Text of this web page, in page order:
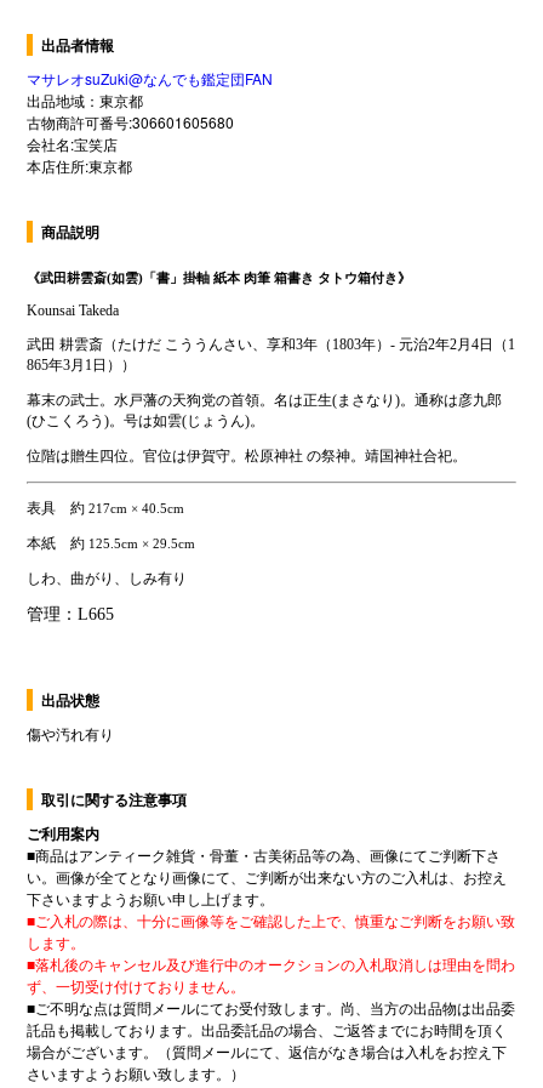
出品者情報
マサレオsuZuki@なんでも鑑定団FAN
出品地域：東京都
古物商許可番号:306601605680
会社名:宝笑店
本店住所:東京都
商品説明
出品状態
傷や汚れ有り
取引に関する注意事項
ご利用案内
■商品はアンティーク雑貨・骨董・古美術品等の為、画像にてご判断下さ
い。画像が全てとなり画像にて、ご判断が出来ない方のご入札は、お控え
下さいますようお願い申し上げます。
■ご入札の際は、十分に画像等をご確認した上で、慎重なご判断をお願い致
します。
■落札後のキャンセル及び進行中のオークションの入札取消しは理由を問わ
ず、一切受け付けておりません。
■ご不明な点は質問メールにてお受付致します。尚、当方の出品物は出品委
託品も掲載しております。出品委託品の場合、ご返答までにお時間を頂く
場合がございます。（質問メールにて、返信がなき場合は入札をお控え下
さいますようお願い致します。）